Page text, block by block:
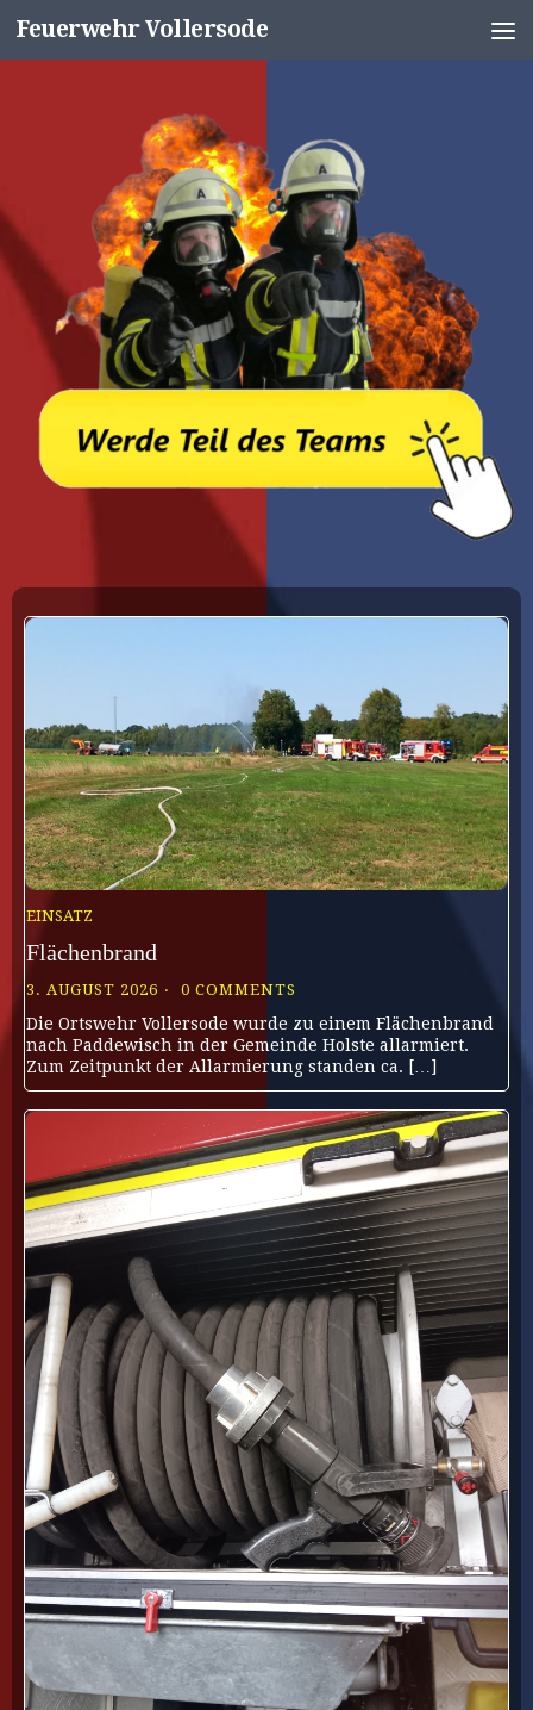
Unter dem Inhalt
Feuerwehr Vollersode
EINSATZ
Flächenbrand
3. AUGUST 2026 0 COMMENTS
Die Ortswehr Vollersode wurde zu einem Flächenbrand
nach Paddewisch in der Gemeinde Holste allarmiert.
Zum Zeitpunkt der Allarmierung standen ca. […]